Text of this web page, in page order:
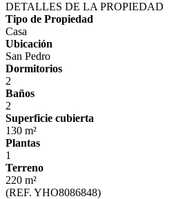
DETALLES DE LA PROPIEDAD
Tipo de Propiedad
Casa
Ubicación
San Pedro
Dormitorios
2
Baños
2
Superficie cubierta
130 m²
Plantas
1
Terreno
220 m²
(REF. YHO8086848)